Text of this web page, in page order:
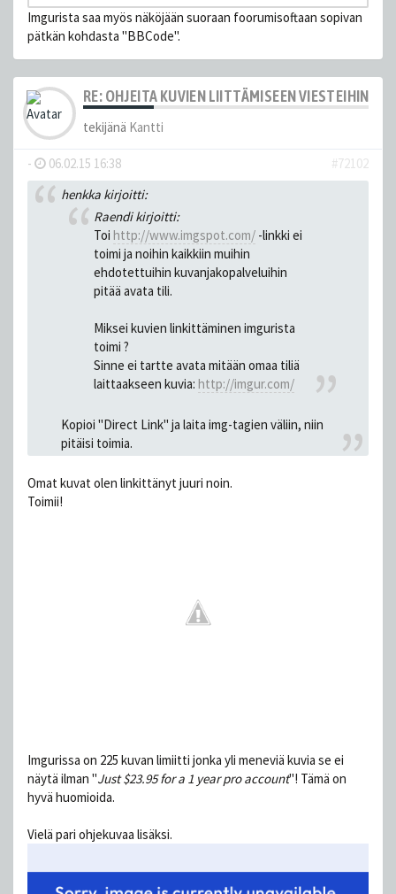
Imgurista saa myös näköjään suoraan foorumisoftaan sopivan
pätkän kohdasta "BBCode".
RE: OHJEITA KUVIEN LIITTÄMISEEN VIESTEIHIN
tekijänä Kantti
- 06.02.15 16:38
#72102
henkka kirjoitti:
Raendi kirjoitti:
Toi http://www.imgspot.com/ -linkki ei
toimi ja noihin kaikkiin muihin
ehdotettuihin kuvanjakopalveluihin
pitää avata tili.
Miksei kuvien linkittäminen imgurista
toimi ?
Sinne ei tartte avata mitään omaa tiliä
laittaakseen kuvia: http://imgur.com/
Kopioi "Direct Link" ja laita img-tagien väliin, niin
pitäisi toimia.
Omat kuvat olen linkittänyt juuri noin.
Toimii!
Imgurissa on 225 kuvan limiitti jonka yli meneviä kuvia se ei
näytä ilman "Just $23.95 for a 1 year pro account"! Tämä on
hyvä huomioida.
Vielä pari ohjekuvaa lisäksi.